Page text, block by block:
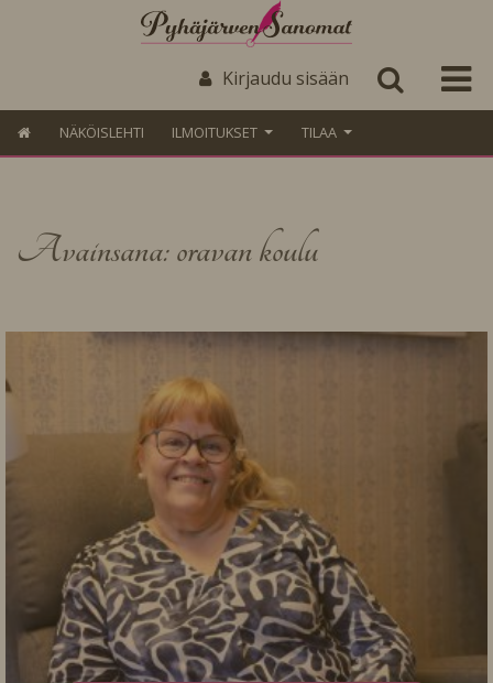
Kirjaudu sisään
NÄKÖISLEHTI ILMOITUKSET TILAA
Avainsana: oravan koulu